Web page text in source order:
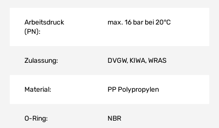
Arbeitsdruck
(PN):
max. 16 bar bei 20°C
Zulassung: DVGW, KIWA, WRAS
Material: PP Polypropylen
O-Ring: NBR